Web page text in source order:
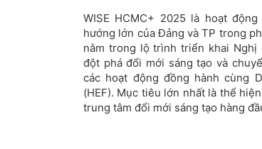
WISE HCMC+ 2025 là hoạt
hướng lớn của Đảng và TP trong
nằm trong lộ trình triển khai Nghị
đột phá đổi mới sáng tạo và
các hoạt động đồng hành cùng
(HEF). Mục tiêu lớn nhất là thể
trung tâm đổi mới sáng tạo hàng